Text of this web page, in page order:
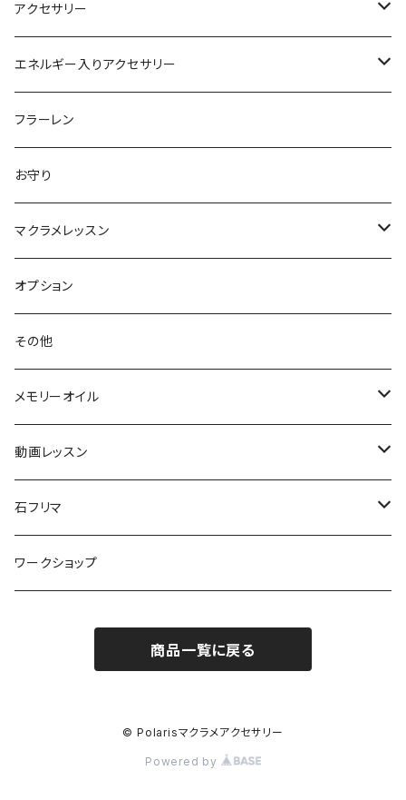
アクセサリー
ピアス
オプション
ネックレス
雫シリーズ
ブレスレット
イヤリング
オーダー商品
ブローチ
エネルギー入りアクセサリー
ブレスレット
ペンダント
キーホルダー
糸縁
フラーレン
お守り
マクラメレッスン
手作りキット
動画
オプション
その他
メモリーオイル
スプレー
動画レッスン
初級
中級
石フリマ
ビーズ
ワークショップ
商品一覧に戻る
© Polarisマクラメアクセサリー
Powered by